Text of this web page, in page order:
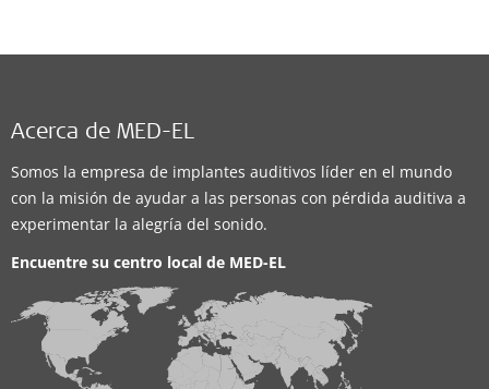
Acerca de MED-EL
Somos la empresa de implantes auditivos líder en el mundo
con la misión de ayudar a las personas con pérdida auditiva a
experimentar la alegría del sonido.
Encuentre su centro local de MED-EL